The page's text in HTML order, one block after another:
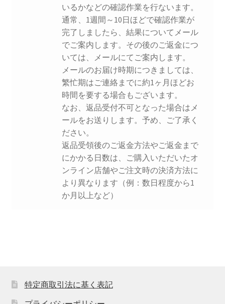
サンプルページ
ブログ一覧ページ
プライバシーポリシー
商品を見る
いるかなどの確認作業を行ないます。
通常、1週間～10日ほどで確認作業が
完了しましたら、結果についてメール
でご案内します。その後のご返金につ
いては、メールにてご案内します。
メールのお届け時期につきましては、
繁忙期はご連絡までに約1ヶ月ほどお
時間を要する場合もございます。
なお、返品受付不可となった場合はメ
ールをお送りします。予め、ご了承く
ださい。
返品受領後のご返金方法やご返金まで
にかかる日数は、ご購入いただいたオ
ンライン店舗やご注文時の決済方法に
より異なります（例：数日程度から1
か月以上など）
特定商取引法に基く表記